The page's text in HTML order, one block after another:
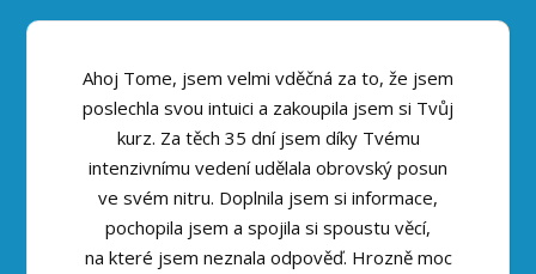
Ahoj Tome, jsem velmi vděčná za to, že jsem
poslechla svou intuici a zakoupila jsem si Tvůj
kurz. Za těch 35 dní jsem díky Tvému
intenzivnímu vedení udělala obrovský posun
ve svém nitru. Doplnila jsem si informace,
pochopila jsem a spojila si spoustu věcí,
na které jsem neznala odpověď. Hrozně moc